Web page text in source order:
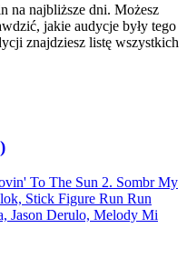
na najbliższe dni. Możesz
jakie audycje były tego
znajdziesz listę wszystkich
To The Sun 2. Sombr My
Stick Figure Run Run
Jason Derulo, Melody Mi